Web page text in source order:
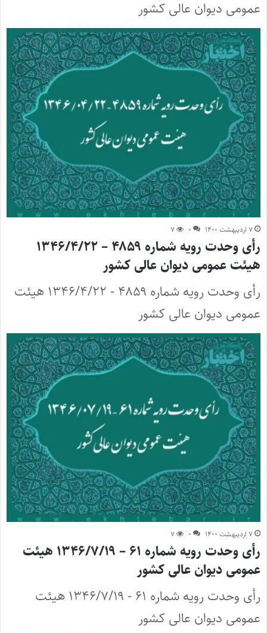
عمومی دیوان عالی کشور
۷ اردیبهشت ۱۴۰۰ ۰ ۷
رأی وحدت رویه شماره ۴۸۵۹ – ۱۳۴۶/۴/۲۲
هیئت عمومی دیوان عالی کشور
رأی وحدت رویه شماره ۴۸۵۹ - ۱۳۴۶/۴/۲۲ هیئت
عمومی دیوان عالی کشور
۷ اردیبهشت ۱۴۰۰ ۰ ۷
رأی وحدت رویه شماره ۶۱ – ۱۳۴۶/۷/۱۹ هیئت
عمومی دیوان عالی کشور
رأی وحدت رویه شماره ۶۱ - ۱۳۴۶/۷/۱۹ هیئت
عمومی دیوان عالی کشور